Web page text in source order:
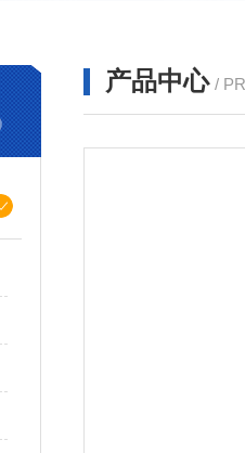
产品中心 /